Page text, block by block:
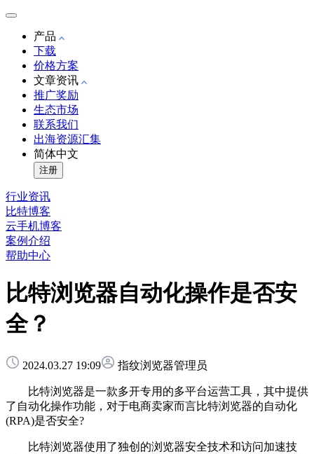
产品
下载
价格方案
文章资讯
推广奖励
生态市场
联系我们
出海资源汇集
简体中文
注册
行业资讯
比特博客
云手机博客
案例介绍
帮助中心
比特浏览器自动化操作是否安
全？
2024.03.27 19:09 指纹浏览器管理员
比特浏览器是一款多开专用的多平台运营工具，其中提供
了自动化操作功能，对于电商卖家而言比特浏览器的自动化
(RPA)是否安全?
比特浏览器使用了独创的浏览器安全技术和访问加速技